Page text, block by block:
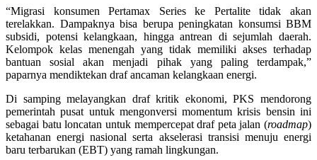
“Migrasi konsumen Pertamax Series ke Pertalite tidak akan
terelakkan. Dampaknya bisa berupa peningkatan konsumsi BBM
subsidi, potensi kelangkaan, hingga antrean di sejumlah daerah.
Kelompok kelas menengah yang tidak memiliki akses terhadap
bantuan sosial akan menjadi pihak yang paling terdampak,”
paparnya mendiktekan draf ancaman kelangkaan energi.
Di samping melayangkan draf kritik ekonomi, PKS mendorong
pemerintah pusat untuk mengonversi momentum krisis bensin ini
sebagai batu loncatan untuk mempercepat draf peta jalan (roadmap)
ketahanan energi nasional serta akselerasi transisi menuju energi
baru terbarukan (EBT) yang ramah lingkungan.